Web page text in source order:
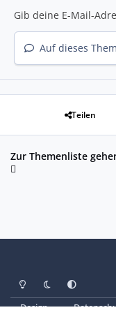
Auf dieses
Teilen
Zur Themenliste
Heller ModusDunkler Modus
Design